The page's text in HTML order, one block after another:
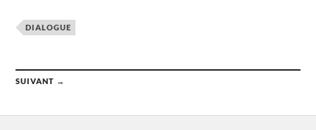
DIALOGUE
SUIVANT →